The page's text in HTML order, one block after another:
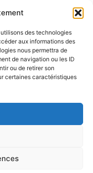
des technologies
aux informations des
nous permettra de
de navigation ou les ID
ou de retirer son
certaines caractéristiques
par délibération du
TARIF
80,00 €*
200,00 €*